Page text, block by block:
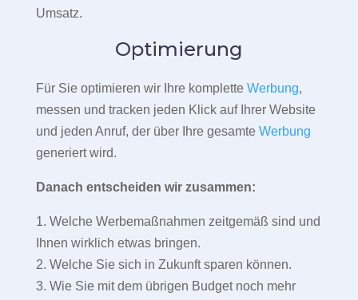
Umsatz.
Optimierung
Für Sie optimieren wir Ihre komplette Werbung,
messen und tracken jeden Klick auf Ihrer Website
und jeden Anruf, der über Ihre gesamte Werbung
generiert wird.
Danach entscheiden wir zusammen:
1. Welche Werbemaßnahmen zeitgemäß sind und
Ihnen wirklich etwas bringen.
2. Welche Sie sich in Zukunft sparen können.
3. Wie Sie mit dem übrigen Budget noch mehr